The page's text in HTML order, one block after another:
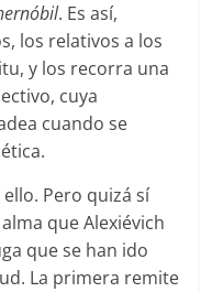
. Es así,
los relativos a los
y los recorra una
cuya
cuando se
Pero quizá sí
que Alexiévich
que se han ido
La primera remite